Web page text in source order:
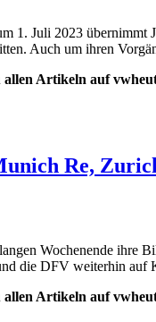
1. Juli 2023
Auch um ihren
Artikeln auf
Re,
Wochenende ihre
die DFV weiterhin auf
Artikeln auf